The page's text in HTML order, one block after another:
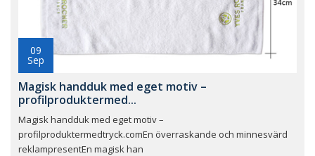
09
Sep
Magisk handduk med eget motiv –
profilproduktermed...
Magisk handduk med eget motiv –
profilproduktermedtryck.comEn överraskande och minnesvärd
reklampresentEn magisk han